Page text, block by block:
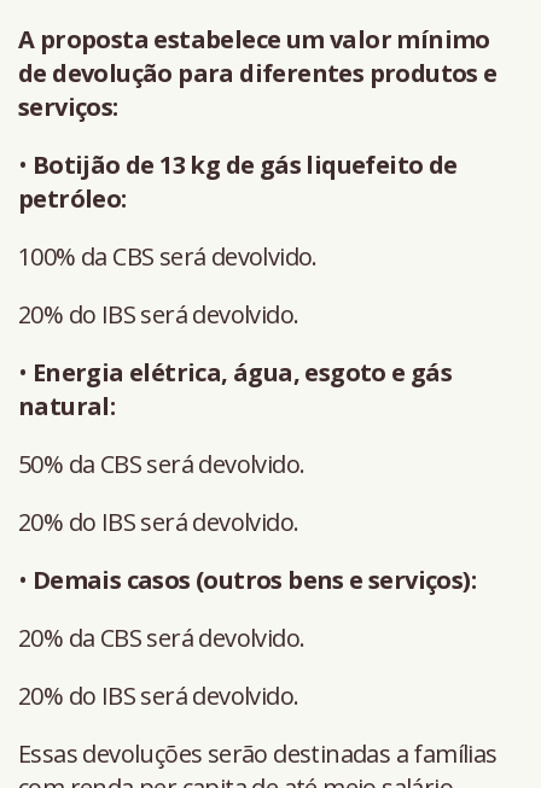
A proposta estabelece um valor mínimo
de devolução para diferentes produtos e
serviços:
• Botijão de 13 kg de gás liquefeito de
petróleo:
100% da CBS será devolvido.
20% do IBS será devolvido.
• Energia elétrica, água, esgoto e gás
natural:
50% da CBS será devolvido.
20% do IBS será devolvido.
• Demais casos (outros bens e serviços):
20% da CBS será devolvido.
20% do IBS será devolvido.
Essas devoluções serão destinadas a famílias